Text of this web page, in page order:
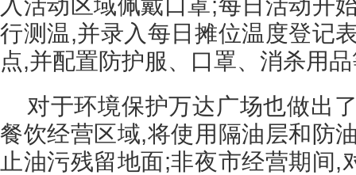
行测温,并录入每日摊位温度登记
点,并配置防护服、口罩、消杀用
对于环境保护万达广场也做出
餐饮经营区域,将使用隔油层和防
止油污残留地面;非夜市经营期间,